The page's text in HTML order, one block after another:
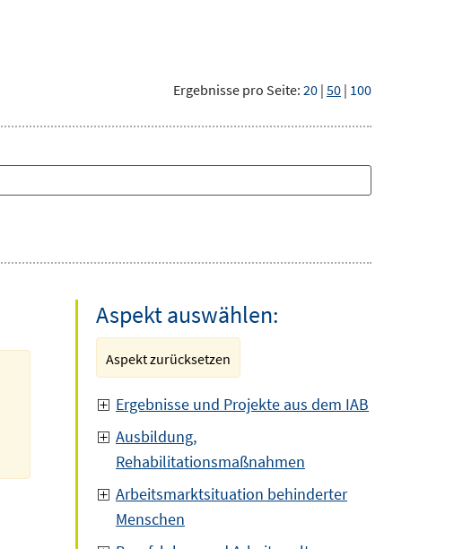
Ergebnisse pro Seite: 20 | 50 | 100
Aspekt auswählen:
Aspekt zurücksetzen
Ergebnisse und Projekte aus dem IAB
Ausbildung,
Rehabilitationsmaßnahmen
Arbeitsmarktsituation behinderter
Menschen